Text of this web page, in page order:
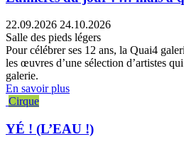
22.09.2026 24.10.2026
Salle des pieds légers
Pour célébrer ses 12 ans, la Quai4
les œuvres d’une sélection d’artistes
galerie.
En savoir plus
Cirque
YÉ ! (L’EAU !)